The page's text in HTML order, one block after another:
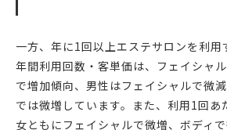
一方、年に1回以上エステサロンを利用
年間利用回数・客単価は、フェイシャ
で増加傾向、男性はフェイシャルで微
では微増しています。また、利用1回あ
女ともにフェイシャルで微増、ボディ